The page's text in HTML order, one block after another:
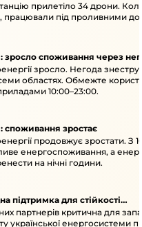
прилетіло 34 дрони.
працювали під проливними
зросло споживання через
зросло. Негода
областях. Обмежте
10:00–23:00.
споживання зростає
продовжує зростати. З
енергоспоживання, а
на нічні години.
підтримка для стійкості
партнерів критична для
української енергосистеми